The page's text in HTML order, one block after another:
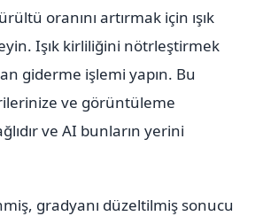
oranını artırmak için ışık
Işık kirliliğini nötrleştirmek
giderme işlemi yapın. Bu
ve görüntüleme
ve AI bunların yerini
gradyanı düzeltilmiş sonucu